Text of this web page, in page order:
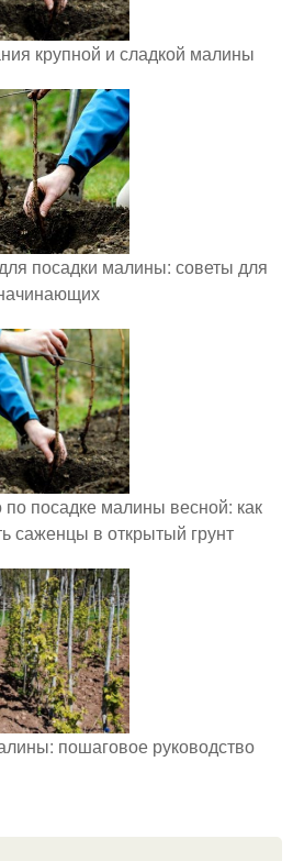
крупной и сладкой малины
посадки малины: советы для
посадке малины весной: как
саженцы в открытый грунт
пошаговое руководство